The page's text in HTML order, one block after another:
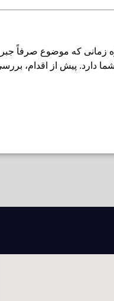
زمانی که موضوع صرفاً
دارد. پیش از اقدام،